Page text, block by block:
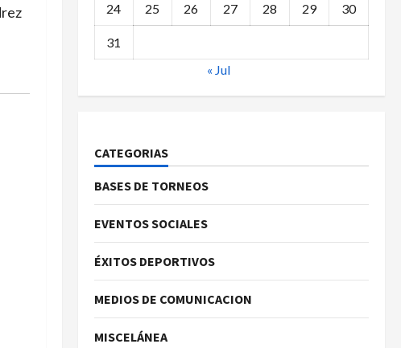
24 25 26 27 28 29 30
31
« Jul
CATEGORIAS
BASES DE TORNEOS
EVENTOS SOCIALES
ÉXITOS DEPORTIVOS
MEDIOS DE COMUNICACION
MISCELÁNEA